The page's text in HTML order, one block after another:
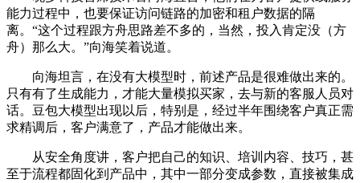
能力过程中，也要保证访问链路的加密和租户数据的隔
离。“这个过程跟方舟思路差不多的，当然，投入肯定没（方
舟）那么大。”向海笑着说道。
向海坦言，在没有大模型时，前述产品是很难做出来的。
只有有了生成能力，才能大量模拟买家，去与新的客服人员对
话。豆包大模型出现以后，特别是，经过半年围绕客户真正需
求精调后，客户满意了，产品才能做出来。
从安全角度讲，客户把自己的知识、培训内容、技巧，甚
至于流程都固化到产品中，其中一部分变成参数，直接被集成